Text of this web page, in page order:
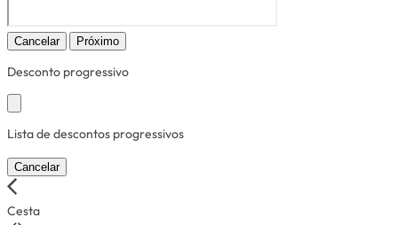
Cancelar Próximo
Desconto progressivo
Lista de descontos progressivos
Cancelar
Cesta